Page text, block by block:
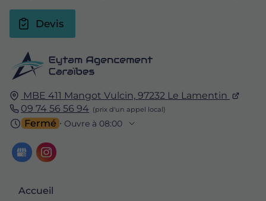
MBE 411 Mangot Vulcin, 97232 Le Lamentin
09 74 56 56 94
Fermé ⋅ Ouvre à 08:00
Accueil
Devis